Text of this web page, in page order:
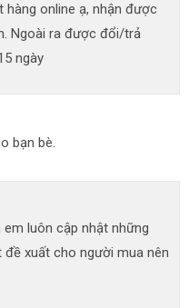
hàng online ạ, nhận được
Ngoài ra được đổi/trả
ngày
bạn bè.
luôn cập nhật những
đề xuất cho người mua nên